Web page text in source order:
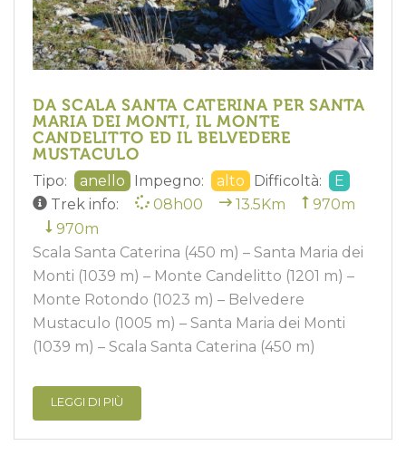
DA SCALA SANTA CATERINA PER SANTA
MARIA DEI MONTI, IL MONTE
CANDELITTO ED IL BELVEDERE
MUSTACULO
Tipo: anello Impegno: alto Difficoltà:
E
Trek info:
08h00 13.5Km
970m
970m
Scala Santa Caterina (450 m) – Santa Maria dei
Monti (1039 m) – Monte Candelitto (1201 m) –
Monte Rotondo (1023 m) – Belvedere
Mustaculo (1005 m) – Santa Maria dei Monti
(1039 m) – Scala Santa Caterina (450 m)
LEGGI DI PIÙ